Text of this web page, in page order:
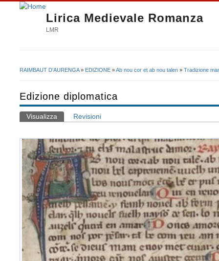
Lirica Medievale Romanza
LMR
RAIMBAUT D'AURENGA» EDIZIONE »Ab nou cor et ab nou talen » Tradizione
Edizione diplomatica
Schede primarie
Visualizza (scheda attiva)
Revisioni